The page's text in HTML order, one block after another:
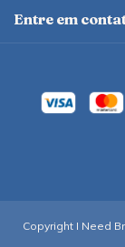
Entre em
Copyright I Need